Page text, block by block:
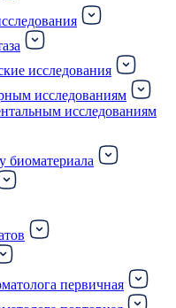
исследования
исследованиям
исследованиям
биоматериала
первичная